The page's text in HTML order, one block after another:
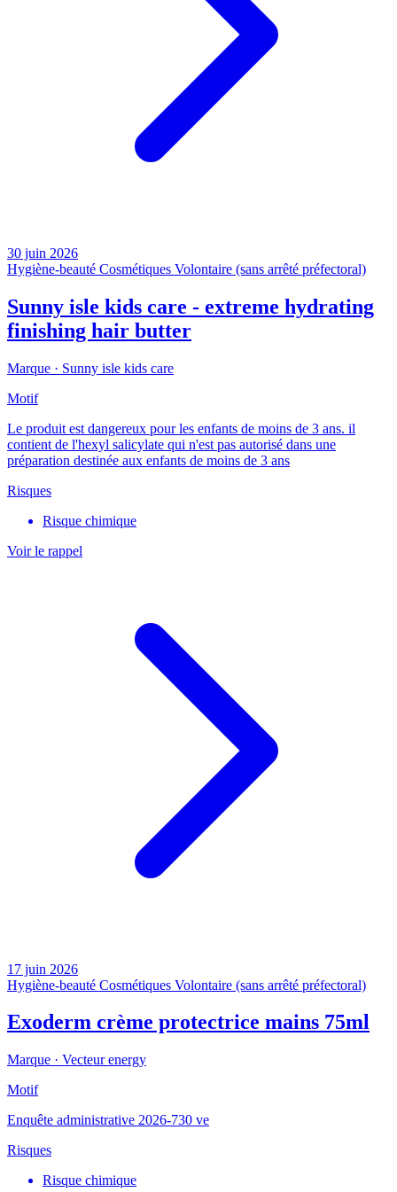
30 juin 2026
Hygiène-beauté Cosmétiques Volontaire (sans arrêté préfectoral)
Sunny isle kids care - extreme hydrating
finishing hair butter
Marque · Sunny isle kids care
Motif
Le produit est dangereux pour les enfants de moins de 3 ans. il
contient de l'hexyl salicylate qui n'est pas autorisé dans une
préparation destinée aux enfants de moins de 3 ans
Risques
Risque chimique
Voir le rappel
17 juin 2026
Hygiène-beauté Cosmétiques Volontaire (sans arrêté préfectoral)
Exoderm crème protectrice mains 75ml
Marque · Vecteur energy
Motif
Enquête administrative 2026-730 ve
Risques
Risque chimique